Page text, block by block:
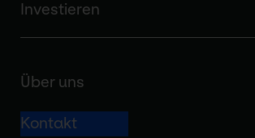
Investieren
Über uns
Kontakt